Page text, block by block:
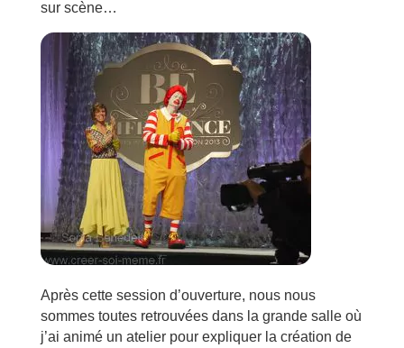
sur scène…
Après cette session d’ouverture, nous nous
sommes toutes retrouvées dans la grande salle où
j’ai animé un atelier pour expliquer la création de